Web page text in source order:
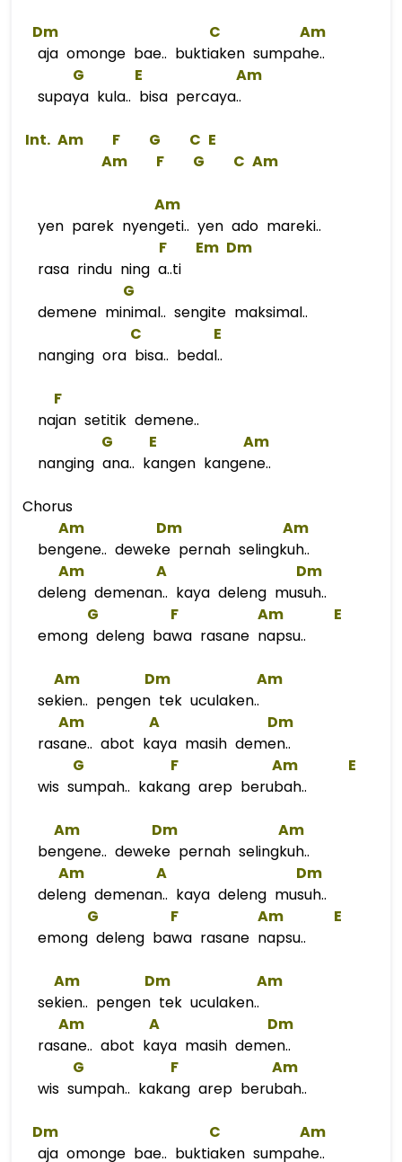
Dm C
Am
aja omonge bae.. buktiaken sumpahe..
G
E
Am
supaya kula.. bisa percaya..
Int. Am F G C E
Am
F G C Am
Am
yen parek nyengeti.. yen ado mareki..
F
Em Dm
rasa rindu ning a..ti
G
demene minimal.. sengite maksimal..
C
E
nanging ora bisa.. bedal..
F
najan setitik demene..
G
E
Am
nanging ana.. kangen kangene..
Chorus
Am
Dm
Am
bengene.. deweke pernah selingkuh..
Am
A
Dm
deleng demenan.. kaya deleng musuh..
G
F Am
E
emong deleng bawa rasane napsu..
Am Dm
Am
sekien.. pengen tek uculaken..
Am
A
Dm
rasane.. abot kaya masih demen..
G
F Am
E
wis sumpah.. kakang arep berubah..
Am Dm
Am
bengene.. deweke pernah selingkuh..
Am
A
Dm
deleng demenan.. kaya deleng musuh..
G
F Am
E
emong deleng bawa rasane napsu..
Am Dm
Am
sekien.. pengen tek uculaken..
Am
A
Dm
rasane.. abot kaya masih demen..
G
F
Am
wis sumpah.. kakang arep berubah..
Dm C
Am
aja omonge bae.. buktiaken sumpahe..